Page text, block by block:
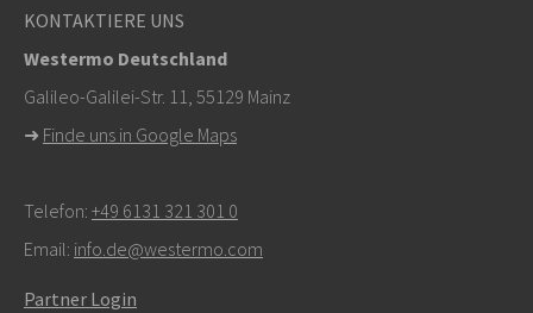
KONTAKTIERE UNS
Westermo Deutschland
Galileo-Galilei-Str. 11, 55129 Mainz
➜ Finde uns in Google Maps
Telefon: +49 6131 321 301 0
Email: info.de@westermo.com
Partner Login